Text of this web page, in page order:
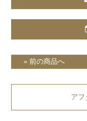
« 前の商品へ
アフ